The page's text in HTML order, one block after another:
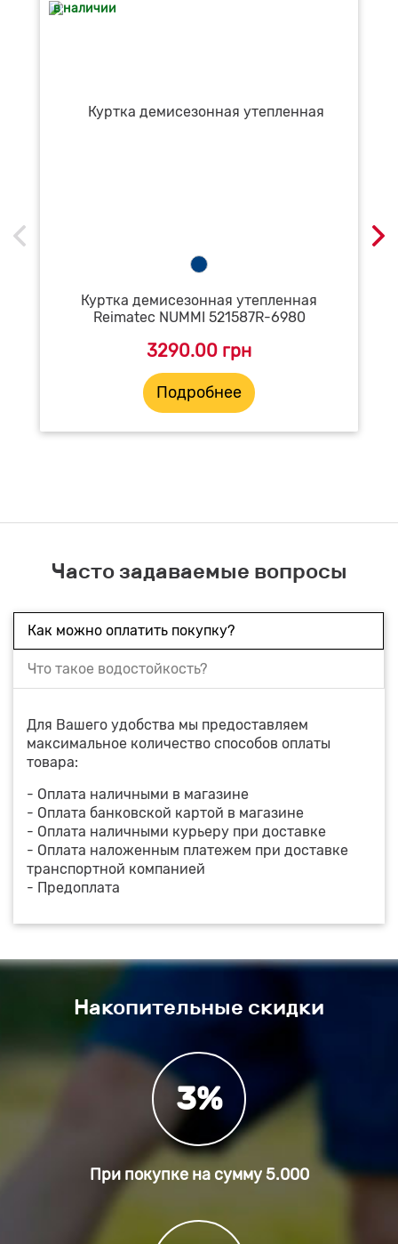
в наличии
Куртка демисезонная утепленная
Reimatec NUMMI 521587R-6980
3290.00 грн
Подробнее
Часто задаваемые вопросы
Как можно оплатить покупку?
Что такое водостойкость?
Для Вашего удобства мы предоставляем
максимальное количество способов оплаты
товара:
- Оплата наличными в магазине
- Оплата банковской картой в магазине
- Оплата наличными курьеру при доставке
- Оплата наложенным платежем при доставке
транспортной компанией
- Предоплата
Накопительные скидки
3%
При покупке на сумму5.000